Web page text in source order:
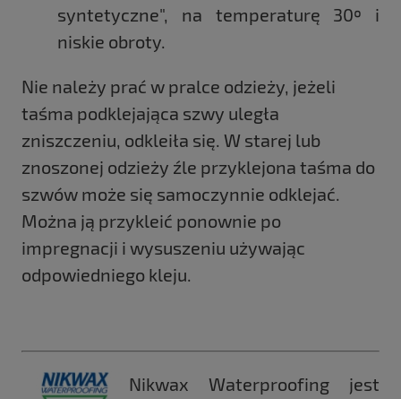
syntetyczne", na temperaturę 30º i
niskie obroty.
Nie należy prać w pralce odzieży, jeżeli
taśma podklejająca szwy uległa
zniszczeniu, odkleiła się. W starej lub
znoszonej odzieży źle przyklejona taśma do
szwów może się samoczynnie odklejać.
Można ją przykleić ponownie po
impregnacji i wysuszeniu używając
odpowiedniego kleju.
Nikwax Waterproofing jest